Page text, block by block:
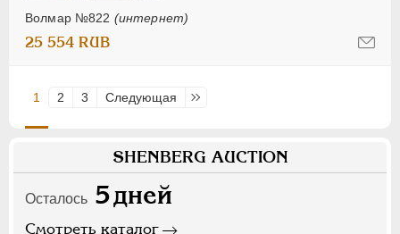
Волмар №822 (интернет)
25 554 RUB
1 2 3 Следующая Последняя
SHENBERG AUCTION
Осталось 5дней
Смотреть каталог